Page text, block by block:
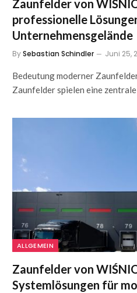
Zaunfelder von
professionelle
Unternehmensgelände
BySebastian Schindler Juni 25,
Bedeutung moderner
Zaunfelder spielen eine
ALLGEMEIN
Zaunfelder von
Systemlösungen für